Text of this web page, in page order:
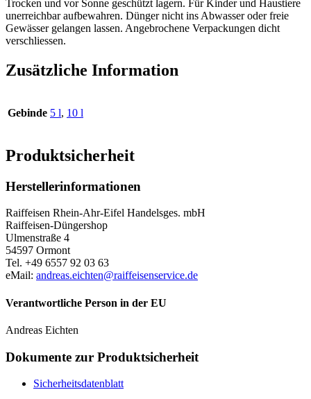
Trocken und vor Sonne geschützt lagern. Für Kinder und Haustiere
unerreichbar aufbewahren. Dünger nicht ins Abwasser oder freie
Gewässer gelangen lassen. Angebrochene Verpackungen dicht
verschliessen.
Zusätzliche Information
Gebinde 5 l, 10 l
Produktsicherheit
Herstellerinformationen
Raiffeisen Rhein-Ahr-Eifel Handelsges. mbH
Raiffeisen-Düngershop
Ulmenstraße 4
54597 Ormont
Tel. +49 6557 92 03 63
eMail: andreas.eichten@raiffeisenservice.de
Verantwortliche Person in der EU
Andreas Eichten
Dokumente zur Produktsicherheit
Sicherheitsdatenblatt